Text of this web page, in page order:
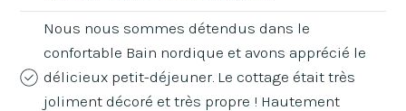
Nous nous sommes détendus dans le
confortable Bain nordique et avons apprécié le
délicieux petit-déjeuner. Le cottage était très
joliment décoré et très propre ! Hautement